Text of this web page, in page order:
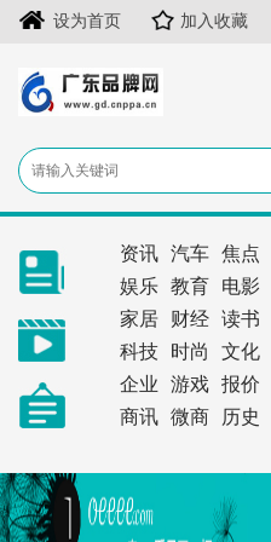
设为首页 加入收藏
资讯 汽车 焦点
娱乐
教育 电影
家居
财经 读书
科技
时尚 文化
企业
游戏 报价
商讯
微商 历史